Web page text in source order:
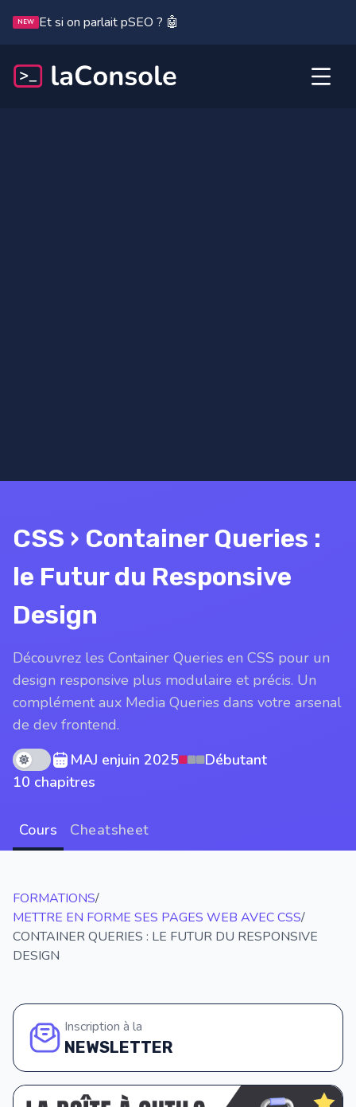
NEW Et si on parlait pSEO ? 🤖
CSS › Container Queries :
le Futur du Responsive
Design
Découvrez les Container Queries en CSS pour un
design responsive plus modulaire et précis. Un
complément aux Media Queries dans votre arsenal
de dev frontend.
Theme mode
MAJ enjuin 2025
Débutant
10 chapitres
Cours Cheatsheet
FORMATIONS/
METTRE EN FORME SES PAGES WEB AVEC CSS/
CONTAINER QUERIES : LE FUTUR DU RESPONSIVE
DESIGN
Inscription à la
NEWSLETTER